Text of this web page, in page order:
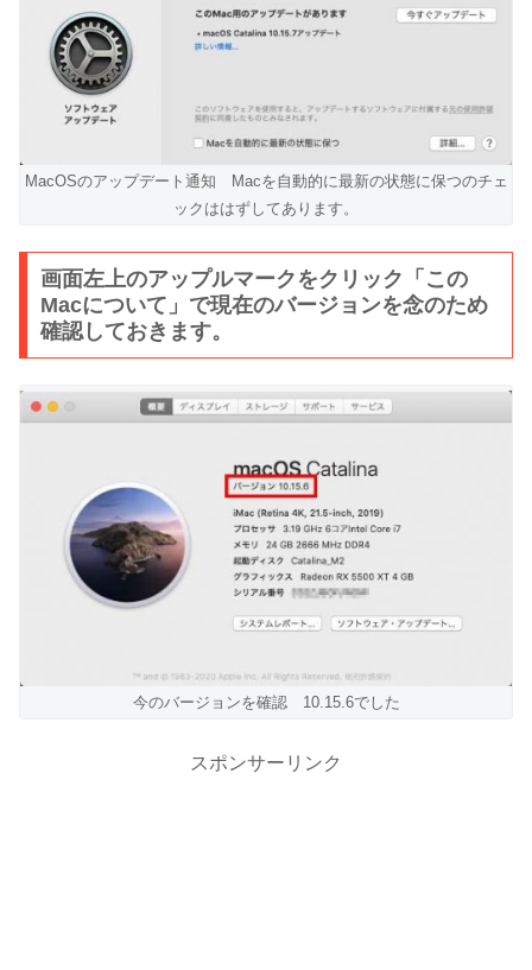
MacOSのアップデート通知 Macを自動的に最新の状態に保つのチェ
ックははずしてあります。
画面左上のアップルマークをクリック「この
Macについて」で現在のバージョンを念のため
確認しておきます。
今のバージョンを確認 10.15.6でした
スポンサーリンク